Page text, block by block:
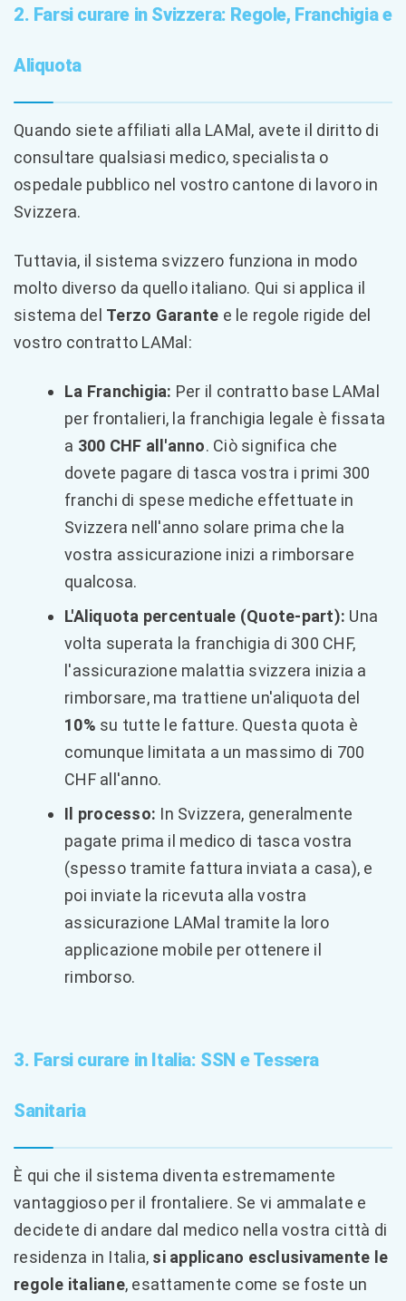
2. Farsi curare in Svizzera: Regole, Franchigia e
Aliquota
Quando siete affiliati alla LAMal, avete il diritto di
consultare qualsiasi medico, specialista o
ospedale pubblico nel vostro cantone di lavoro in
Svizzera.
Tuttavia, il sistema svizzero funziona in modo
molto diverso da quello italiano. Qui si applica il
sistema del Terzo Garante e le regole rigide del
vostro contratto LAMal:
La Franchigia: Per il contratto base LAMal
per frontalieri, la franchigia legale è fissata
a 300 CHF all'anno. Ciò significa che
dovete pagare di tasca vostra i primi 300
franchi di spese mediche effettuate in
Svizzera nell'anno solare prima che la
vostra assicurazione inizi a rimborsare
qualcosa.
L'Aliquota percentuale (Quote-part): Una
volta superata la franchigia di 300 CHF,
l'assicurazione malattia svizzera inizia a
rimborsare, ma trattiene un'aliquota del
10% su tutte le fatture. Questa quota è
comunque limitata a un massimo di 700
CHF all'anno.
Il processo: In Svizzera, generalmente
pagate prima il medico di tasca vostra
(spesso tramite fattura inviata a casa), e
poi inviate la ricevuta alla vostra
assicurazione LAMal tramite la loro
applicazione mobile per ottenere il
rimborso.
3. Farsi curare in Italia: SSN e Tessera
Sanitaria
È qui che il sistema diventa estremamente
vantaggioso per il frontaliere. Se vi ammalate e
decidete di andare dal medico nella vostra città di
residenza in Italia, si applicano esclusivamente le
regole italiane, esattamente come se foste un